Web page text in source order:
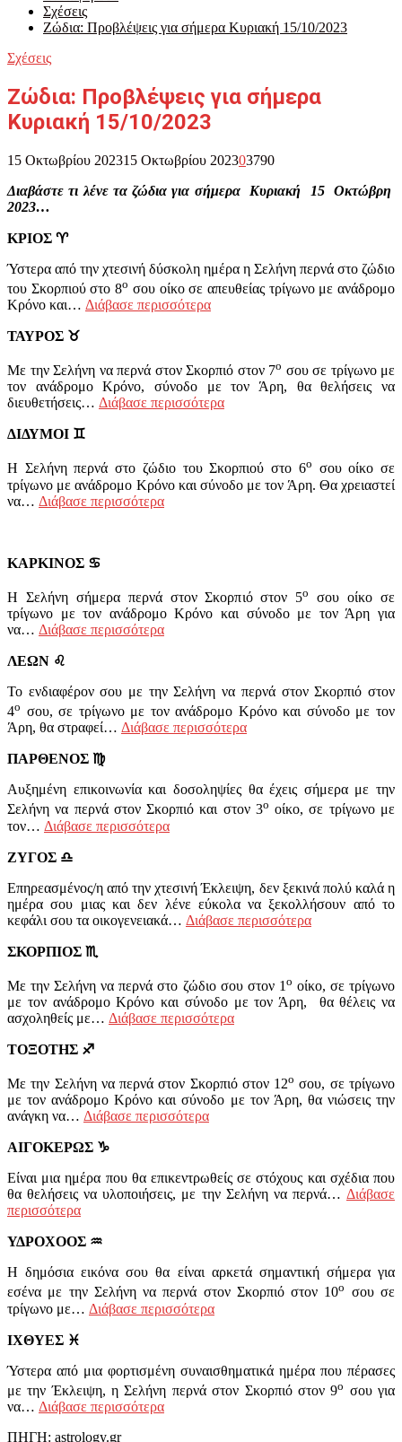
Σχέσεις
Ζώδια: Προβλέψεις για σήμερα Κυριακή 15/10/2023
Σχέσεις
Ζώδια: Προβλέψεις για σήμερα
Κυριακή 15/10/2023
15 Οκτωβρίου 202315 Οκτωβρίου 202303790
Διαβάστε τι λένε τα ζώδια για σήμερα Κυριακή 15 Οκτώβρη
2023…
ΚΡΙΟΣ ♈
Ύστερα από την χτεσινή δύσκολη ημέρα η Σελήνη περνά στο ζώδιο
του Σκορπιού στο 8ο σου οίκο σε απευθείας τρίγωνο με ανάδρομο
Κρόνο και… Διάβασε περισσότερα
ΤΑΥΡΟΣ ♉
Με την Σελήνη να περνά στον Σκορπιό στον 7ο σου σε τρίγωνο με
τον ανάδρομο Κρόνο, σύνοδο με τον Άρη, θα θελήσεις να
διευθετήσεις… Διάβασε περισσότερα
ΔΙΔΥΜΟΙ ♊
Η Σελήνη περνά στο ζώδιο του Σκορπιού στο 6ο σου οίκο σε
τρίγωνο με ανάδρομο Κρόνο και σύνοδο με τον Άρη. Θα χρειαστεί
να… Διάβασε περισσότερα
ΚΑΡΚΙΝΟΣ ♋
Η Σελήνη σήμερα περνά στον Σκορπιό στον 5ο
σου οίκο σε
τρίγωνο με τον ανάδρομο Κρόνο και σύνοδο με τον Άρη για
να… Διάβασε περισσότερα
ΛΕΩΝ ♌
Το ενδιαφέρον σου με την Σελήνη να περνά στον Σκορπιό στον
4ο σου, σε τρίγωνο με τον ανάδρομο Κρόνο και σύνοδο με τον
Άρη, θα στραφεί… Διάβασε περισσότερα
ΠΑΡΘΕΝΟΣ ♍
Αυξημένη επικοινωνία και δοσοληψίες θα έχεις σήμερα με την
Σελήνη να περνά στον Σκορπιό και στον 3ο οίκο, σε τρίγωνο με
τον… Διάβασε περισσότερα
ΖΥΓΟΣ ♎
Επηρεασμένος/η από την χτεσινή Έκλειψη, δεν ξεκινά πολύ καλά η
ημέρα σου μιας και δεν λένε εύκολα να ξεκολλήσουν από το
κεφάλι σου τα οικογενειακά… Διάβασε περισσότερα
ΣΚΟΡΠΙΟΣ ♏
Με την Σελήνη να περνά στο ζώδιο σου στον 1 ο οίκο, σε τρίγωνο
με τον ανάδρομο Κρόνο και σύνοδο με τον Άρη, θα θέλεις να
ασχοληθείς με… Διάβασε περισσότερα
ΤΟΞΟΤΗΣ ♐
Με την Σελήνη να περνά στον Σκορπιό στον 12ο σου, σε τρίγωνο
με τον ανάδρομο Κρόνο και σύνοδο με τον Άρη, θα νιώσεις την
ανάγκη να… Διάβασε περισσότερα
ΑΙΓΟΚΕΡΩΣ ♑
Είναι μια ημέρα που θα επικεντρωθείς σε στόχους και σχέδια που
θα θελήσεις να υλοποιήσεις, με την Σελήνη να περνά… Διάβασε
περισσότερα
ΥΔΡΟΧΟΟΣ ♒
Η δημόσια εικόνα σου θα είναι αρκετά σημαντική σήμερα για
εσένα με την Σελήνη να περνά στον Σκορπιό στον 10ο σου σε
τρίγωνο με… Διάβασε περισσότερα
ΙΧΘΥΕΣ ♓
Ύστερα από μια φορτισμένη συναισθηματικά ημέρα που πέρασες
με την Έκλειψη, η Σελήνη περνά στον Σκορπιό στον 9ο σου για
να… Διάβασε περισσότερα
ΠΗΓΗ: astrology.gr